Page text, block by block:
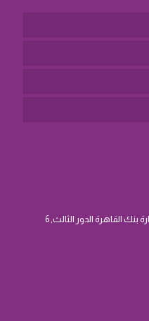
المحور المركزى بجوار مول دياموند , عمارة بنك القاهرة الدور الثالث, 6